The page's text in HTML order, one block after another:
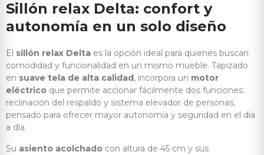
Sillón relax Delta: confort y
autonomía en un solo diseño
El sillón relax Delta es la opción ideal para quienes buscan
comodidad y funcionalidad en un mismo mueble. Tapizado
en suave tela de alta calidad, incorpora un motor
eléctrico que permite accionar fácilmente dos funciones:
reclinación del respaldo y sistema elevador de personas,
pensado para ofrecer mayor autonomía y seguridad en el día
a día.
Su asiento acolchado con altura de 45 cm y sus